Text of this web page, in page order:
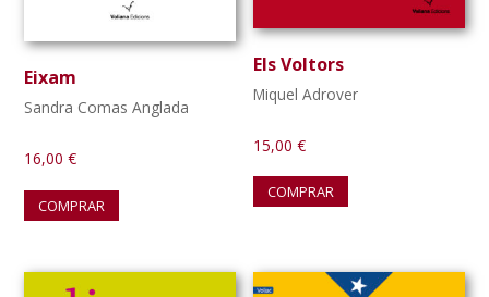
Eixam
Sandra Comas Anglada
16,00€
COMPRAR
Els Voltors
Miquel Adrover
15,00€
COMPRAR